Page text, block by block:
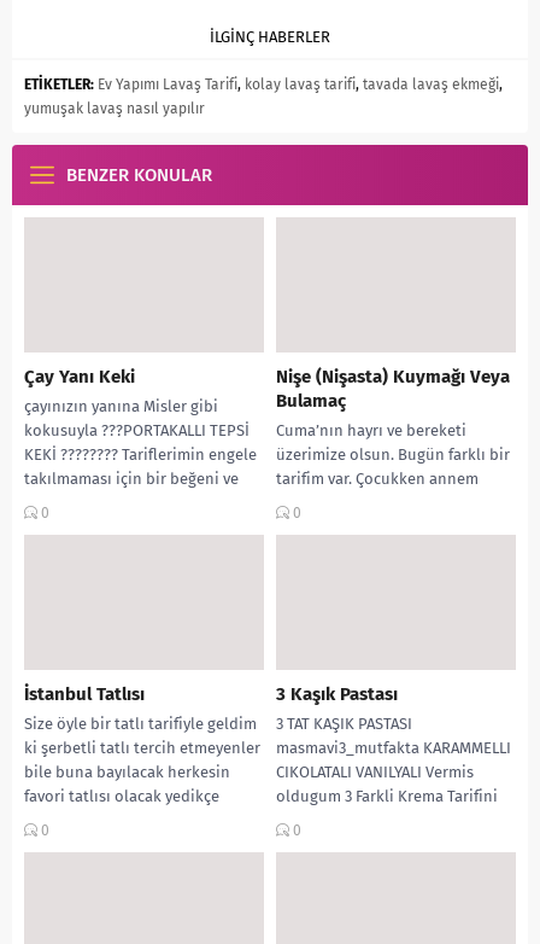
İLGİNÇ HABERLER
ETİKETLER: Ev Yapımı Lavaş Tarifi, kolay lavaş tarifi, tavada lavaş ekmeği,
yumuşak lavaş nasıl yapılır
BENZER KONULAR
Çay Yanı Keki
çayınızın yanına Misler gibi
kokusuyla ???PORTAKALLI TEPSİ
KEKİ ???????? Tariflerimin engele
takılmaması için bir beğeni ve
küçükte olsa yorum
0
Nişe (Nişasta) Kuymağı Veya
Bulamaç
Cuma’nın hayrı ve bereketi
üzerimize olsun. Bugün farklı bir
tarifim var. Çocukken annem
nişastayı evde yapardı. Buğdayı
0
İstanbul Tatlısı
Size öyle bir tatlı tarifiyle geldim
ki şerbetli tatlı tercih etmeyenler
bile buna bayılacak herkesin
favori tatlısı olacak yedikçe
yediren...
0
3 Kaşık Pastası
3 TAT KAŞIK PASTASI
masmavi3_mutfakta KARAMMELLI
CIKOLATALI VANILYALI Vermis
oldugum 3 Farkli Krema Tarifini
istediginiz tüm pastalarinizda
0